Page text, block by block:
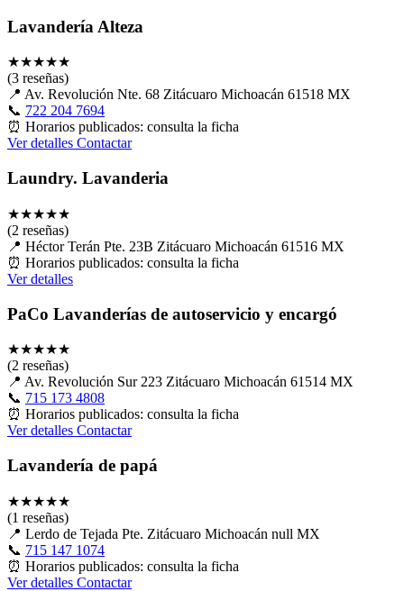
Lavandería Alteza
★★★★★
(3 reseñas)
📍 Av. Revolución Nte. 68 Zitácuaro Michoacán 61518 MX
📞 722 204 7694
⏰ Horarios publicados: consulta la ficha
Ver detalles Contactar
Laundry. Lavanderia
★★★★★
(2 reseñas)
📍 Héctor Terán Pte. 23B Zitácuaro Michoacán 61516 MX
⏰ Horarios publicados: consulta la ficha
Ver detalles
PaCo Lavanderías de autoservicio y encargó
★★★★★
(2 reseñas)
📍 Av. Revolución Sur 223 Zitácuaro Michoacán 61514 MX
📞 715 173 4808
⏰ Horarios publicados: consulta la ficha
Ver detalles Contactar
Lavandería de papá
★★★★★
(1 reseñas)
📍 Lerdo de Tejada Pte. Zitácuaro Michoacán null MX
📞 715 147 1074
⏰ Horarios publicados: consulta la ficha
Ver detalles Contactar